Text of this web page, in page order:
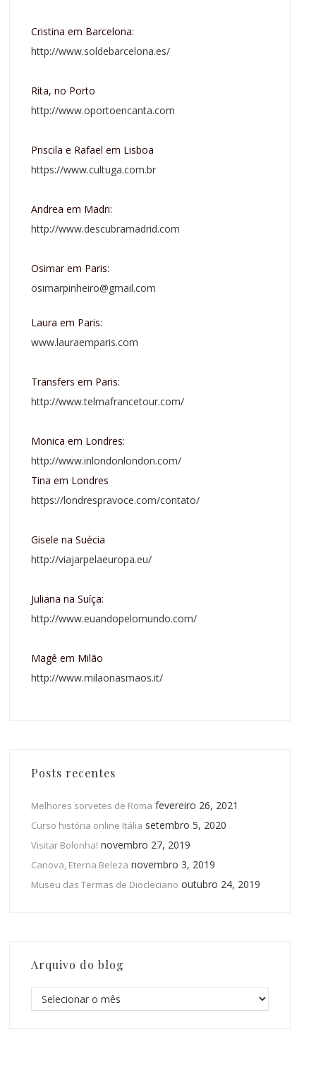
Cristina em Barcelona:
http://www.soldebarcelona.es/
Rita, no Porto
http://www.oportoencanta.com
Priscila e Rafael em Lisboa
https://www.cultuga.com.br
Andrea em Madri:
http://www.descubramadrid.com
Osimar em Paris:
osimarpinheiro@gmail.com
Laura em Paris:
www.lauraemparis.com
Transfers em Paris:
http://www.telmafrancetour.com/
Monica em Londres:
http://www.inlondonlondon.com/
Tina em Londres
https://londrespravoce.com/contato/
Gisele na Suécia
http://viajarpelaeuropa.eu/
Juliana na Suíça:
http://www.euandopelomundo.com/
Magê em Milão
http://www.milaonasmaos.it/
Posts recentes
Melhores sorvetes de Roma fevereiro 26, 2021
Curso história online Itália setembro 5, 2020
Visitar Bolonha! novembro 27, 2019
Canova, Eterna Beleza novembro 3, 2019
Museu das Termas de Diocleciano outubro 24, 2019
Arquivo do blog